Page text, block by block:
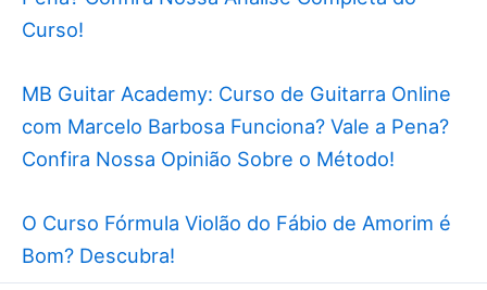
Curso!
MB Guitar Academy: Curso de Guitarra Online
com Marcelo Barbosa Funciona? Vale a Pena?
Confira Nossa Opinião Sobre o Método!
O Curso Fórmula Violão do Fábio de Amorim é
Bom? Descubra!